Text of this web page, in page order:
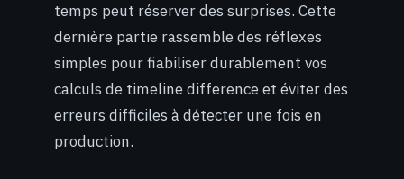
temps peut réserver des surprises. Cette
dernière partie rassemble des réflexes
simples pour fiabiliser durablement vos
calculs de timeline difference et éviter des
erreurs difficiles à détecter une fois en
production.